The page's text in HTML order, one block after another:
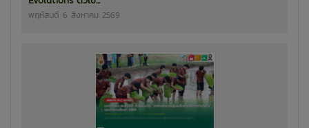
พฤหัสบดี 6 สิงหาคม 2569